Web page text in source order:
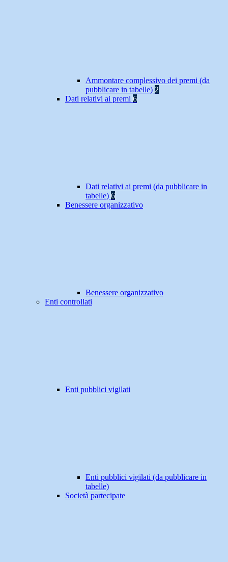
Ammontare complessivo dei premi (da
pubblicare in tabelle) 2
Dati relativi ai premi 6
Dati relativi ai premi (da pubblicare in
tabelle) 6
Benessere organizzativo
Benessere organizzativo
Enti controllati
Enti pubblici vigilati
Enti pubblici vigilati (da pubblicare in
tabelle)
Società partecipate